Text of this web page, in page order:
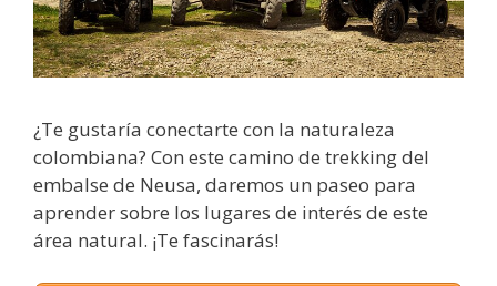
¿Te gustaría conectarte con la naturaleza
colombiana? Con este camino de trekking del
embalse de Neusa, daremos un paseo para
aprender sobre los lugares de interés de este
área natural. ¡Te fascinarás!